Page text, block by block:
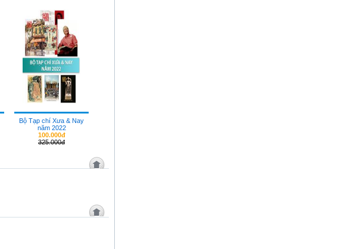
Bộ Tạp chí Xưa & Nay
năm 2022
100.000đ
325.000đ